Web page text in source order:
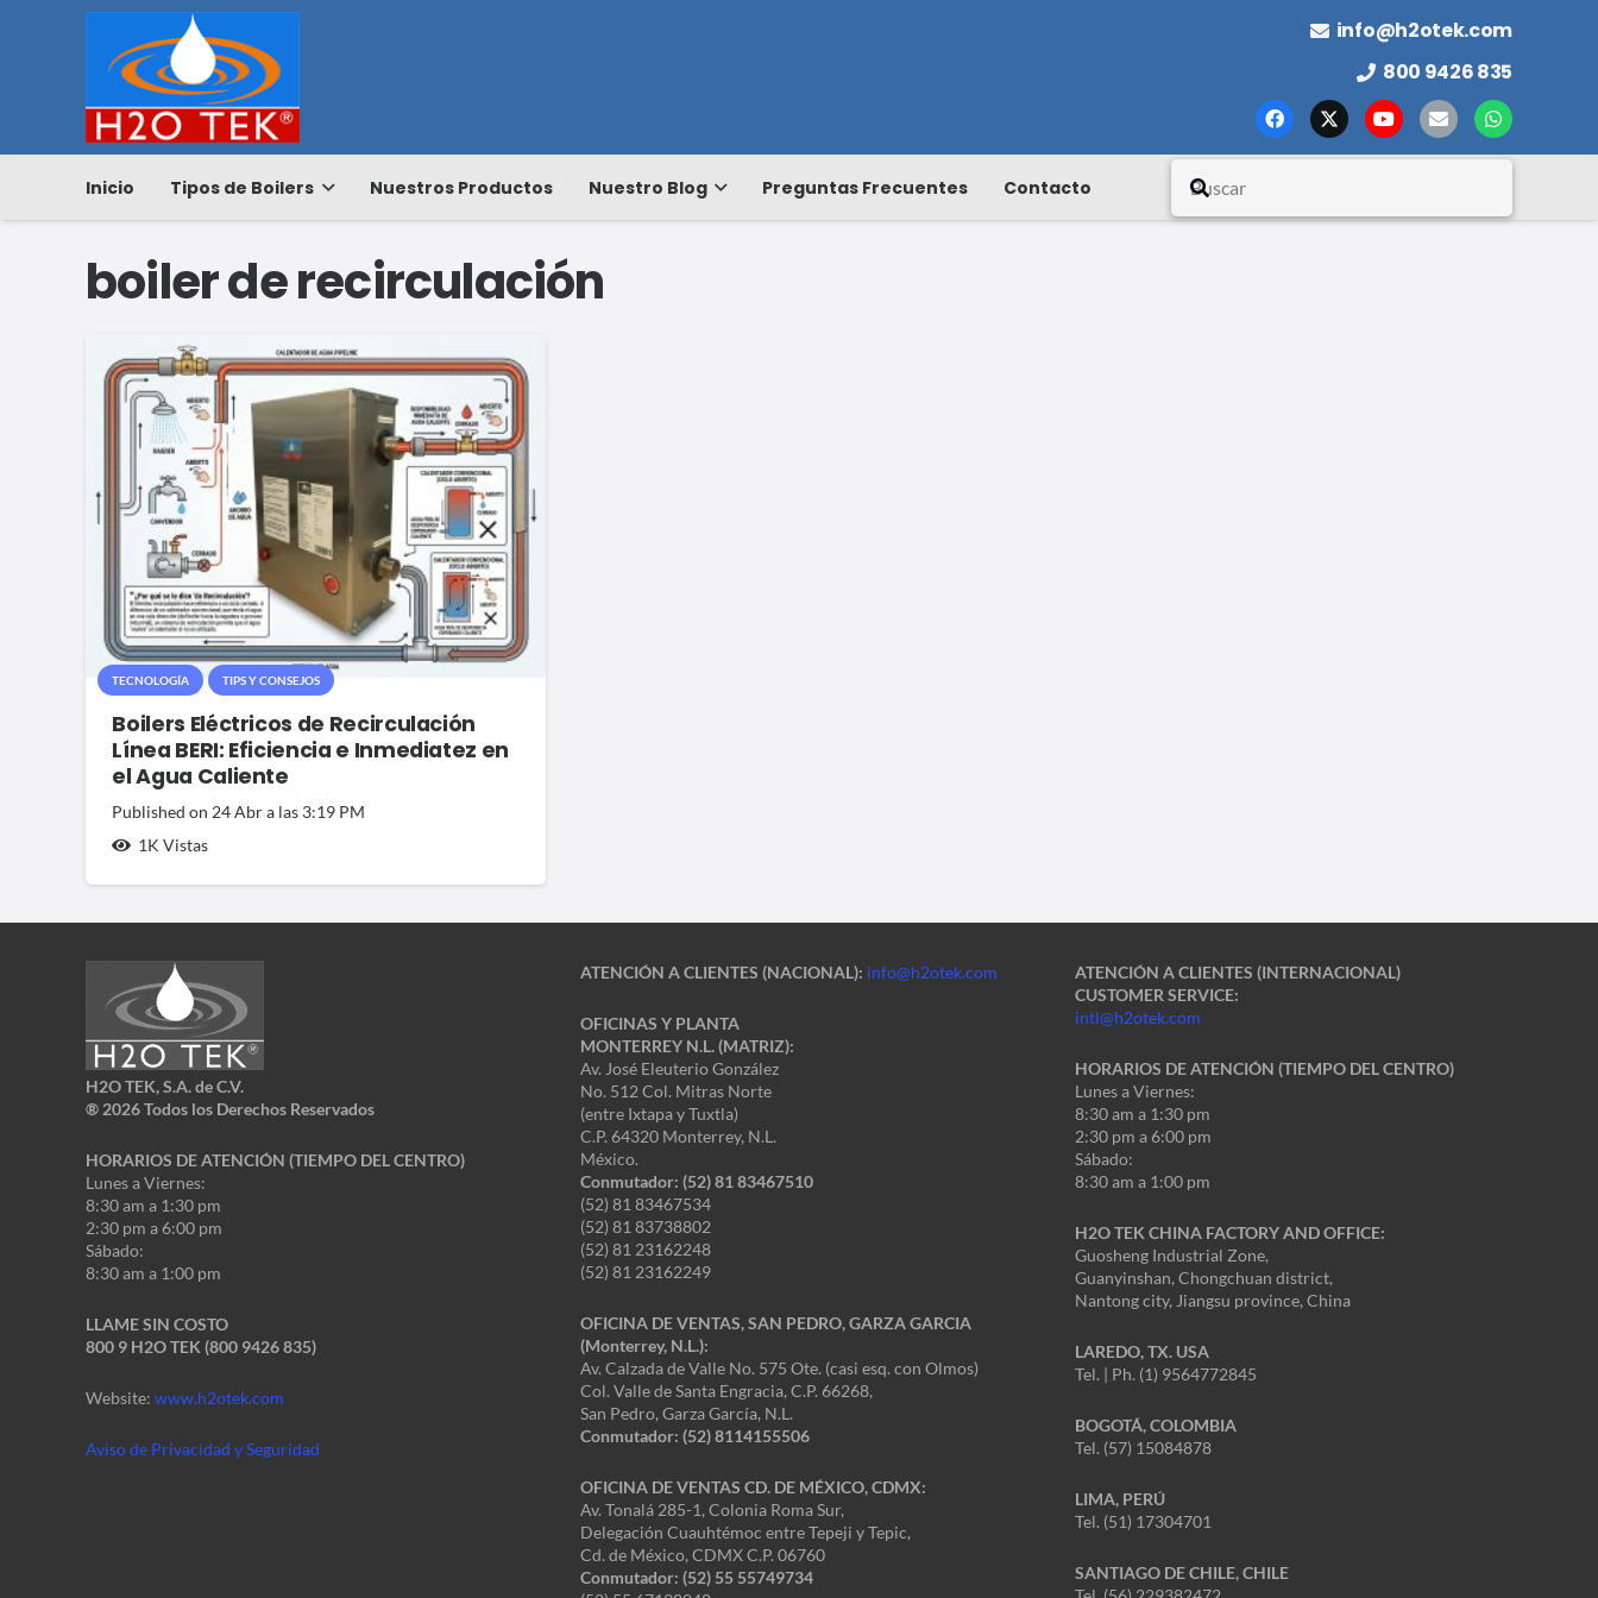
info@h2otek.com
800 9426 835
Inicio Tipos de Boilers Nuestros Productos Nuestro Blog Preguntas Frecuentes Contacto
boiler de recirculación
TECNOLOGÍA TIPS Y CONSEJOS
Boilers Eléctricos de Recirculación
Línea BERI: Eficiencia e Inmediatez en
el Agua Caliente
Published on 24 Abr a las 3:19 PM
1K Vistas
H2O TEK, S.A. de C.V.
® 2026 Todos los Derechos Reservados
HORARIOS DE ATENCIÓN (TIEMPO DEL CENTRO)
Lunes a Viernes:
8:30 am a 1:30 pm
2:30 pm a 6:00 pm
Sábado:
8:30 am a 1:00 pm
LLAME SIN COSTO
800 9 H2O TEK (800 9426 835)
Website: www.h2otek.com
Aviso de Privacidad y Seguridad
ATENCIÓN A CLIENTES (NACIONAL): info@h2otek.com
OFICINAS Y PLANTA
MONTERREY N.L. (MATRIZ):
Av. José Eleuterio González
No. 512 Col. Mitras Norte
(entre Ixtapa y Tuxtla)
C.P. 64320 Monterrey, N.L.
México.
Conmutador: (52) 81 83467510
(52) 81 83467534
(52) 81 83738802
(52) 81 23162248
(52) 81 23162249
OFICINA DE VENTAS, SAN PEDRO, GARZA GARCIA
(Monterrey, N.L.):
Av. Calzada de Valle No. 575 Ote. (casi esq. con Olmos)
Col. Valle de Santa Engracia, C.P. 66268,
San Pedro, Garza García, N.L.
Conmutador: (52) 8114155506
OFICINA DE VENTAS CD. DE MÉXICO, CDMX:
Av. Tonalá 285-1, Colonia Roma Sur,
Delegación Cuauhtémoc entre Tepeji y Tepic,
Cd. de México, CDMX C.P. 06760
Conmutador: (52) 55 55749734
ATENCIÓN A CLIENTES (INTERNACIONAL)
CUSTOMER SERVICE:
intl@h2otek.com
HORARIOS DE ATENCIÓN (TIEMPO DEL CENTRO)
Lunes a Viernes:
8:30 am a 1:30 pm
2:30 pm a 6:00 pm
Sábado:
8:30 am a 1:00 pm
H2O TEK CHINA FACTORY AND OFFICE:
Guosheng Industrial Zone,
Guanyinshan, Chongchuan district,
Nantong city, Jiangsu province, China
LAREDO, TX. USA
Tel. | Ph. (1) 9564772845
BOGOTÁ, COLOMBIA
Tel. (57) 15084878
LIMA, PERÚ
Tel. (51) 17304701
SANTIAGO DE CHILE, CHILE